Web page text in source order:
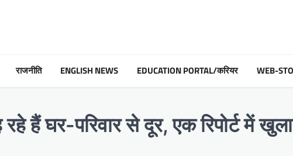
राजनीति ENGLISH NEWS EDUCATION PORTAL/करियर WEB-
हैं घर-परिवार से दूर, एक रिपोर्ट में